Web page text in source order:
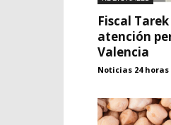
Fiscal
atención
Valencia
Noticias 24 horas